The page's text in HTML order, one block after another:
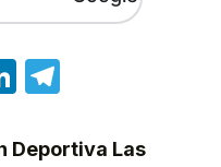
LinkedIn
Deportiva Las